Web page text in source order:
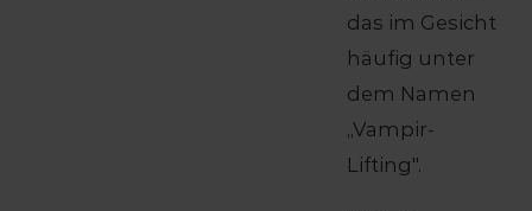
das im Gesicht
häufig unter
dem Namen
„Vampir-
Lifting".